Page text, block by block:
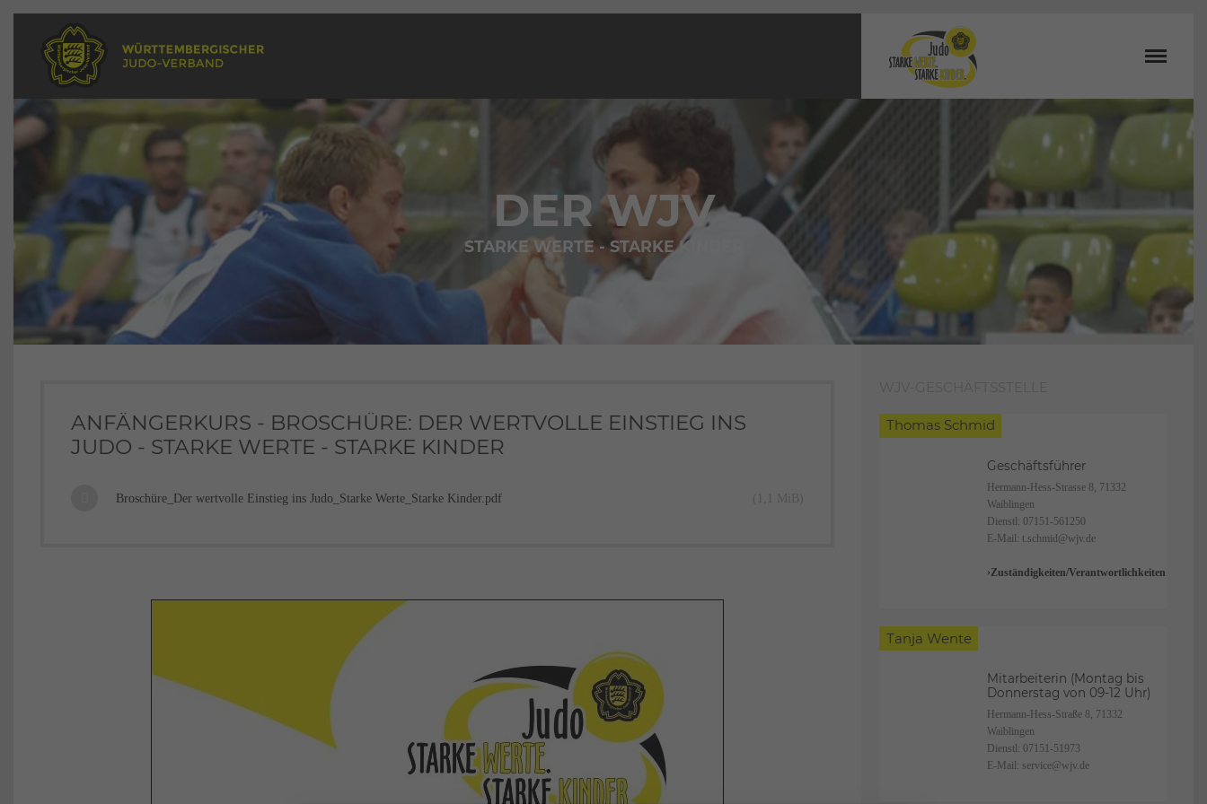
DER WJV
STARKE WERTE - STARKE KINDER
ANFÄNGERKURS - BROSCHÜRE: DER WERTVOLLE EINSTIEG INS
JUDO - STARKE WERTE - STARKE KINDER
Broschüre_Der wertvolle Einstieg ins Judo_Starke Werte_Starke Kinder.pdf (1,1 MiB)
Thomas Schmid
Geschäftsführer
Hermann-Hess-Strasse 8, 71332
Waiblingen
Dienstl: 07151-561250
E-Mail: t.schmid@wjv.de
Zuständigkeiten/Verantwortlichkeiten:
Tanja Wente
Mitarbeiterin (Montag bis
Donnerstag von 09-12 Uhr)
Hermann-Hess-Straße 8, 71332
Waiblingen
Dienstl: 07151-51973
E-Mail: service@wjv.de